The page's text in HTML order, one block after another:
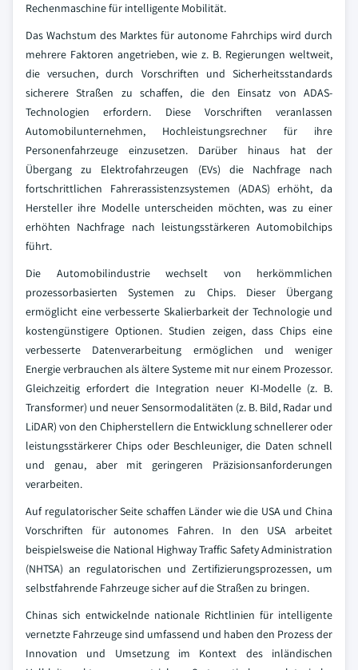
Rechenmaschine für intelligente Mobilität.
Das Wachstum des Marktes für autonome Fahrchips wird durch
mehrere Faktoren angetrieben, wie z. B. Regierungen weltweit,
die versuchen, durch Vorschriften und Sicherheitsstandards
sicherere Straßen zu schaffen, die den Einsatz von ADAS-
Technologien erfordern. Diese Vorschriften veranlassen
Automobilunternehmen, Hochleistungsrechner für ihre
Personenfahrzeuge einzusetzen. Darüber hinaus hat der
Übergang zu Elektrofahrzeugen (EVs) die Nachfrage nach
fortschrittlichen Fahrerassistenzsystemen (ADAS) erhöht, da
Hersteller ihre Modelle unterscheiden möchten, was zu einer
erhöhten Nachfrage nach leistungsstärkeren Automobilchips
führt.
Die Automobilindustrie wechselt von herkömmlichen
prozessorbasierten Systemen zu Chips. Dieser Übergang
ermöglicht eine verbesserte Skalierbarkeit der Technologie und
kostengünstigere Optionen. Studien zeigen, dass Chips eine
verbesserte Datenverarbeitung ermöglichen und weniger
Energie verbrauchen als ältere Systeme mit nur einem Prozessor.
Gleichzeitig erfordert die Integration neuer KI-Modelle (z. B.
Transformer) und neuer Sensormodalitäten (z. B. Bild, Radar und
LiDAR) von den Chipherstellern die Entwicklung schnellerer oder
leistungsstärkerer Chips oder Beschleuniger, die Daten schnell
und genau, aber mit geringeren Präzisionsanforderungen
verarbeiten.
Auf regulatorischer Seite schaffen Länder wie die USA und China
Vorschriften für autonomes Fahren. In den USA arbeitet
beispielsweise die National Highway Traffic Safety Administration
(NHTSA) an regulatorischen und Zertifizierungsprozessen, um
selbstfahrende Fahrzeuge sicher auf die Straßen zu bringen.
Chinas sich entwickelnde nationale Richtlinien für intelligente
vernetzte Fahrzeuge sind umfassend und haben den Prozess der
Innovation und Umsetzung im Kontext des inländischen